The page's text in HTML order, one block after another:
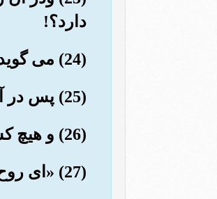
دارد؟!
(24) می گوید: «ای کاش (در دنیا) برای (این) زندگیم (چیزی از) پیش فرستاده بودم.
(25) پس در آن روز هیچ کسی همانند عذاب او (= خداوند) عذاب نمی کند.
(26) و هیچ کس همچون نبدگشیدن او (= خداوند) کسی را بند نکشد.
(27) «ای روح آرام یافته.